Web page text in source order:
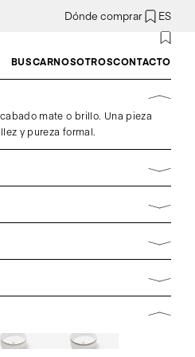
Dónde comprar ES
BUSCARNOSOTROSCONTACTO
mate o brillo. Una pieza
y pureza formal.